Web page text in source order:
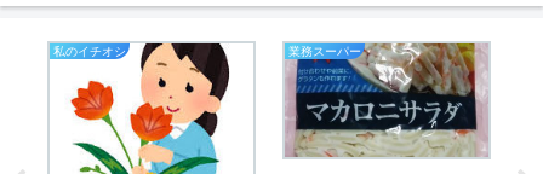
私のイチオシ 業務スーパー